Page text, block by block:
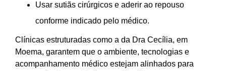
Usar sutiãs cirúrgicos e aderir ao repouso
conforme indicado pelo médico.
Clínicas estruturadas como a da Dra Cecília, em
Moema, garantem que o ambiente, tecnologias e
acompanhamento médico estejam alinhados para